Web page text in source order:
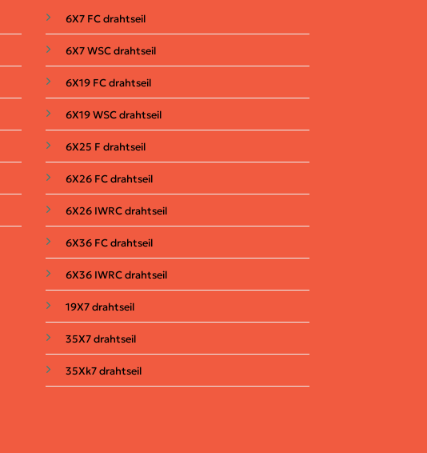
6X7 FC drahtseil
6X7 WSC drahtseil
6X19 FCdrahtseil
6X19 WSC drahtseil
6X25 F drahtseil
6X26 FC drahtseil
6X26 IWRCdrahtseil
6X36 FCdrahtseil
6X36 IWRC drahtseil
19X7drahtseil
35X7drahtseil
35Xk7drahtseil